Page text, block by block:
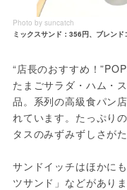
Photo by suncatch
ミックスサンド：356円、ブレンド
“店長のおすすめ！
たまごサラダ・ハム・
品。系列の高級食パン
れています。たっぷり
タスのみずみずしさが
サンドイッチはほかに
ツサンド」などがあり